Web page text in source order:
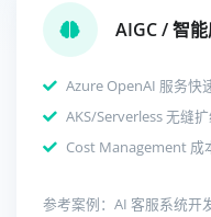
AIGC / 智
Azure OpenAI 服务快
AKS/Serverless 无缝
Cost Management 成
参考案例：AI 客服系统开